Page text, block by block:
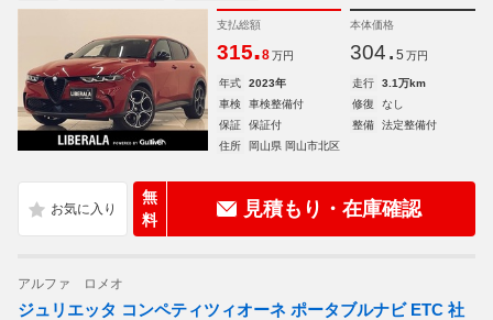
支払総額
315.8 万円
本体価格
304. 5 万円
年式 2023年 走行
3.1万km
車検
車検整備付 修復
なし
保証
保証付 整備
法定整備付
住所
岡山県 岡山市北区
無
料
見積もり・在庫確認
アルファ ロメオ
ジュリエッタ コンペティツィオーネ ポータブルナビ ETC 社